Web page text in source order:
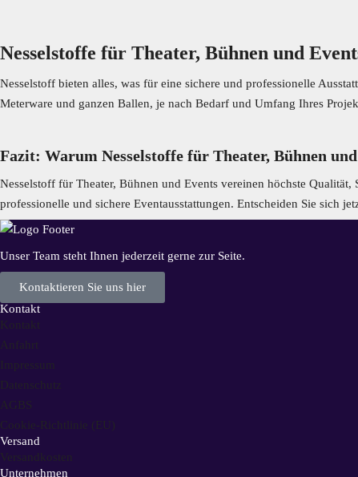
Nesselstoffe für Theater, Bühnen und
Nesselstoff bieten alles, was für eine sichere und professionelle
Meterware und ganzen Ballen, je nach Bedarf und Umfang Ihres
Fazit: Warum Nesselstoffe für Theater, Bühnen
Nesselstoff für Theater, Bühnen und Events vereinen höchste
professionelle und sichere Eventausstattungen. Entscheiden Sie sich
Unser Team steht Ihnen jederzeit gerne zur Seite.
Kontaktieren Sie uns hier
Kontakt
Kontakt
Anfahrt
Impressum
Datenschutz
AGBS
Cookie-Richtlinie (EU)
Versand
Versandkosten
Unternehmen